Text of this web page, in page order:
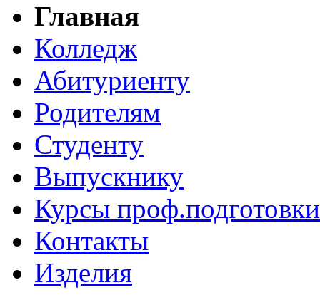
Главная
Колледж
Абитуриенту
Родителям
Студенту
Выпускнику
Курсы проф.подготовки
Контакты
Изделия